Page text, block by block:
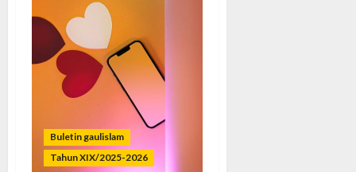
Buletin gaulislam
Tahun XIX/2025-2026